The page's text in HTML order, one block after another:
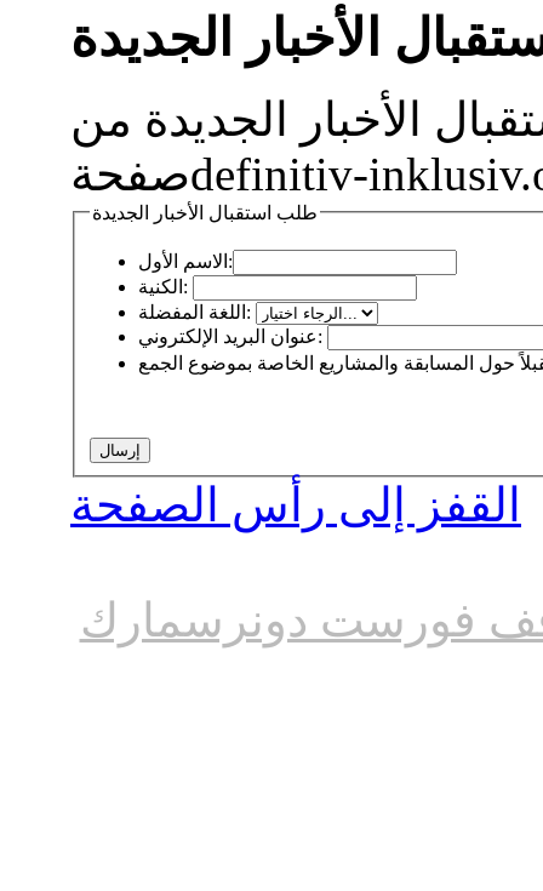
الأخبار الجديدة
الأخبار الجديدة من
طلب استقبال الأخبار الجديدة
الاسم الأول:
الكنية:
اللغة المفضلة:
عنوان البريد الإلكتروني:
القفز إلى رأس الصفحة
فورست دونرسمارك